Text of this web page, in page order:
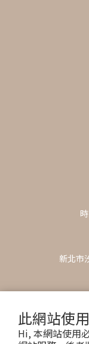
此網站使
Hi, 本網站使用
新北市